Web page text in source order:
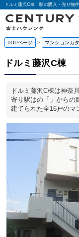
TOPページ マンションカ
ドルミ藤沢C棟
ドルミ藤沢C棟は神奈
寄り駅はの「」からの
建てられた全16戸のマ